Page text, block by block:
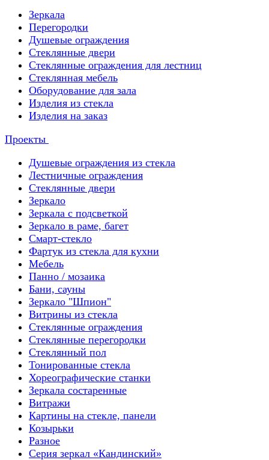
Зеркала
Перегородки
Душевые ограждения
Стеклянные двери
Стеклянные ограждения для лестниц
Стеклянная мебель
Оборудование для зала
Изделия из стекла
Изделия на заказ
Проекты
Душевые ограждения из стекла
Лестничные ограждения
Стеклянные двери
Зеркало
Зеркала с подсветкой
Зеркало в раме, багет
Смарт-стекло
Фартук из стекла для кухни
Мебель
Панно / мозаика
Бани, сауны
Зеркало "Шпион"
Витрины из стекла
Стеклянные ограждения
Стеклянные перегородки
Стеклянный пол
Тонированные стекла
Хореографические станки
Зеркала состаренные
Витражи
Картины на стекле, панели
Козырьки
Разное
Серия зеркал «Кандинский»